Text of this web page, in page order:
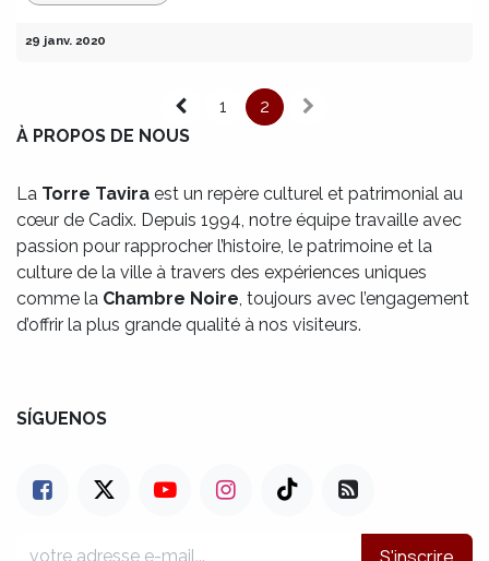
29 janv. 2020
1
2
À PROPOS DE NOUS
La Torre Tavira est un repère culturel et patrimonial au
cœur de Cadix. Depuis 1994, notre équipe travaille avec
passion pour rapprocher l’histoire, le patrimoine et la
culture de la ville à travers des expériences uniques
comme la Chambre Noire, toujours avec l’engagement
d’offrir la plus grande qualité à nos visiteurs.
SÍGUENOS